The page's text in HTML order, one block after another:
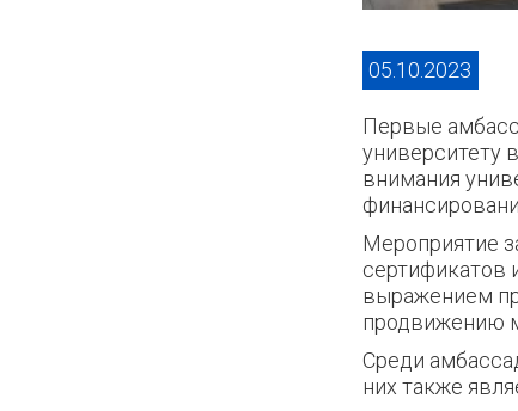
05.10.2023
Первые
университету
внимания
Мероприятие
сертификатов
выражением
продвижению
Среди
них также